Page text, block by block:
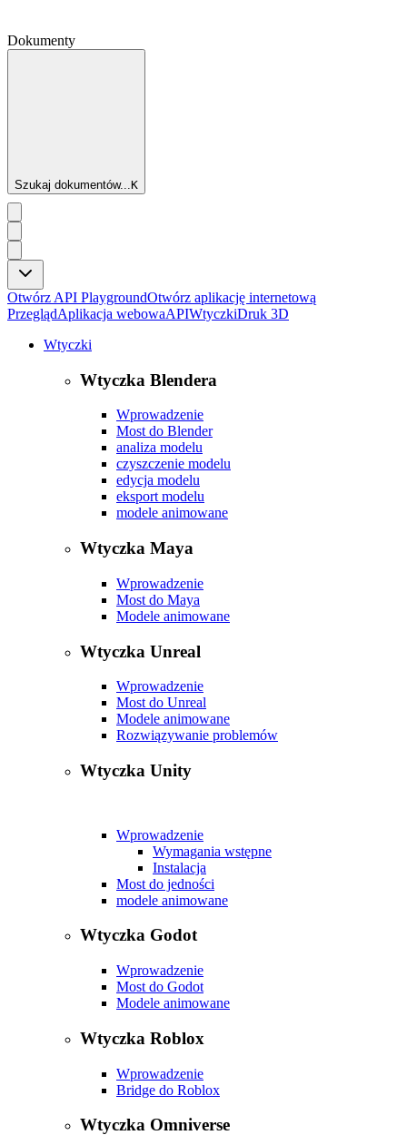
Dokumenty
Szukaj dokumentów...K
Otwórz API PlaygroundOtwórz aplikację internetową
PrzeglądAplikacja webowaAPIWtyczkiDruk 3D
Wtyczki
Wtyczka Blendera
Wprowadzenie
Most do Blender
analiza modelu
czyszczenie modelu
edycja modelu
eksport modelu
modele animowane
Wtyczka Maya
Wprowadzenie
Most do Maya
Modele animowane
Wtyczka Unreal
Wprowadzenie
Most do Unreal
Modele animowane
Rozwiązywanie problemów
Wtyczka Unity
Wprowadzenie
Wymagania wstępne
Instalacja
Most do jedności
modele animowane
Wtyczka Godot
Wprowadzenie
Most do Godot
Modele animowane
Wtyczka Roblox
Wprowadzenie
Bridge do Roblox
Wtyczka Omniverse